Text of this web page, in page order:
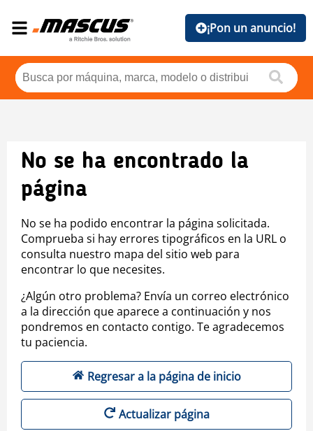
¡Pon un anuncio!
No se ha encontrado la
página
No se ha podido encontrar la página solicitada.
Comprueba si hay errores tipográficos en la URL o
consulta nuestro mapa del sitio web para
encontrar lo que necesites.
¿Algún otro problema? Envía un correo electrónico
a la dirección que aparece a continuación y nos
pondremos en contacto contigo. Te agradecemos
tu paciencia.
Regresar a la página de inicio
Actualizar página